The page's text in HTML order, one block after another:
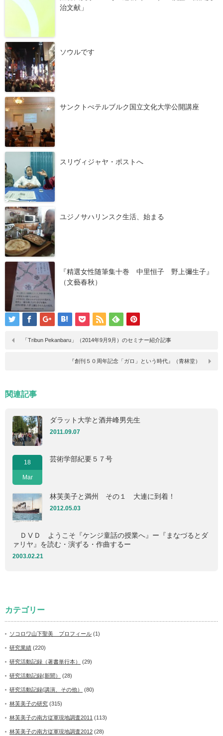
治文献」
ソウルです
サンクトぺテルブルク国立文化大学公開講座
スリヴィジャヤ・ポストへ
ユジノサハリンスク生活、始まる
『精選女性随筆集十巻 中里恒子 野上彌生子』
（文藝春秋）
「Tribun Pekanbaru」（2014年9月9月）のセミナー紹介記事
『創刊５０周年記念「ガロ」という時代』（青林堂）
関連記事
ダラット大学と酒井峰男先生
2011.09.07
18
Mar
芸術学部紀要５７号
林芙美子と満州 その１ 大連に到着！
2012.05.03
ＤⅤＤ ようこそ『ケンジ童話の授業へ』ー『まなづるとダ
ァリヤ』を読む・演ずる・作曲するー
2003.02.21
カテゴリー
ソコロワ山下聖美 プロフィール (1)
研究業績 (220)
研究活動記録（著書単行本） (29)
研究活動記録(新聞） (28)
研究活動記録(講演、その他） (80)
林芙美子の研究 (315)
林芙美子の南方従軍現地調査2011 (113)
林芙美子の南方従軍現地調査2012 (28)